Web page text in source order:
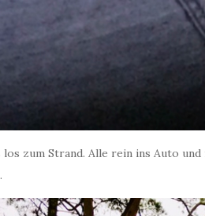
zum Strand. Alle rein ins Auto